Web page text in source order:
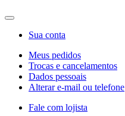
Sua conta
Meus pedidos
Trocas e cancelamentos
Dados pessoais
Alterar e-mail ou telefone
Fale com lojista